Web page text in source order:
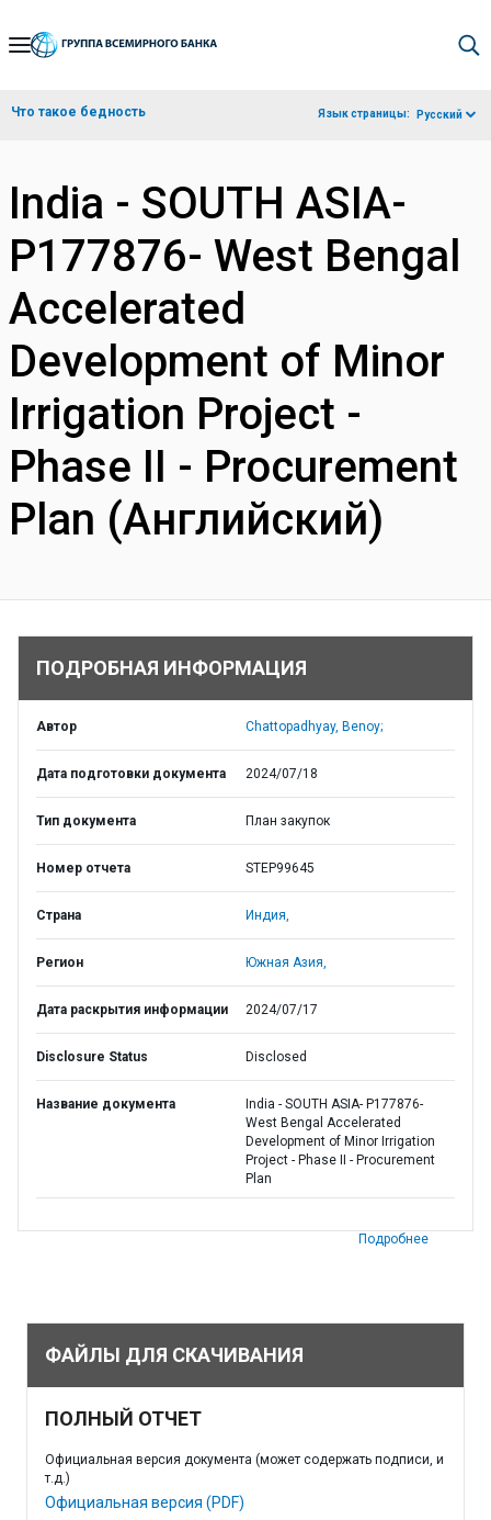
Skip
Navigation
Что такое бедность Язык страницы: Русский
India - SOUTH ASIA-
P177876- West Bengal
Accelerated
Development of Minor
Irrigation Project -
Phase II - Procurement
Plan (Английский)
ПОДРОБНАЯ ИНФОРМАЦИЯ
Автор Chattopadhyay, Benoy;
Дата подготовки документа 2024/07/18
Тип документа План закупок
Номер отчета STEP99645
Страна Индия,
Регион Южная Азия,
Дата раскрытия информации 2024/07/17
Disclosure Status Disclosed
Название документа
India - SOUTH ASIA- P177876-
West Bengal Accelerated
Development of Minor Irrigation
Project - Phase II - Procurement
Plan
Подробнее
ФАЙЛЫ ДЛЯ СКАЧИВАНИЯ
ПОЛНЫЙ ОТЧЕТ
Официальная версия документа (может содержать подписи, и
т.д.)
Официальная версия (PDF)